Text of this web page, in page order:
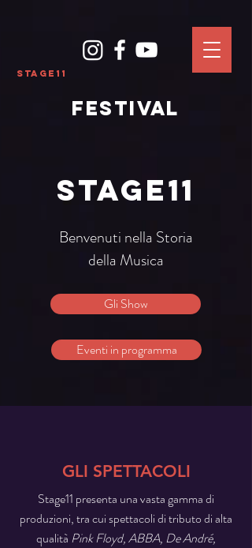
Stage11
FESTIVAL
Stage11
Benvenuti nella Storia
della Musica
Gli Show
Eventi in programma
GLI SPETTACOLI
Stage11 presenta una vasta gamma di
produzioni, tra cui spettacoli di tributo di alta
qualità Pink Floyd, ABBA, De André,